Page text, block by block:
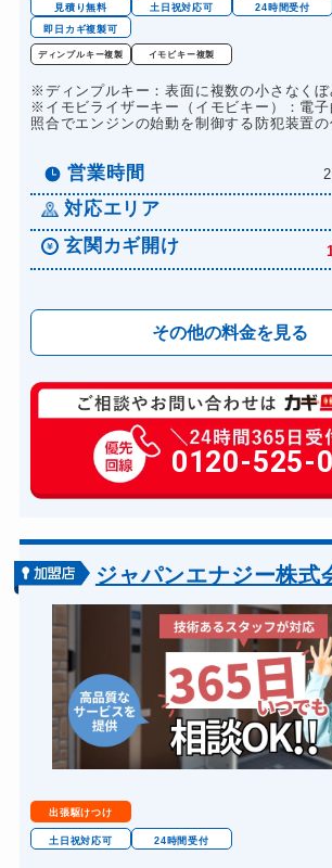
見積り無料 土日祝対応可 24時間受付
即日カギ複製可
ディンプルキー複製 イモビキー複製
※ディンプルキー：表面に複数の小さなくぼ
※イモビライザーキー（イモビキー）：電
照合でエンジンの始動を制御する防犯装置の
営業時間
対応エリア
玄関カギ開け
その他の料金を見る
玄関カギ修理
玄関カギ交換
車カギ開け
バイクカギ作成
スーツケースカギ開け
金庫カギ開け
金庫カギ交換
ロッカーカギ開け
ドアノブカギ開け
ドアノブカギ作成
ドアノブカギ交換
0120-525-
ジャパンエナジー株式
出張駆けつけ
土日祝対応可 24時間受付